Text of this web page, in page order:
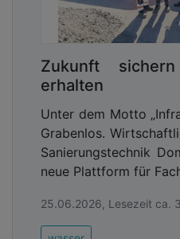
Zukunft
erhalten
Unter dem Motto
Grabenlos.
Sanierungstechnik
neue Plattform für
25.06.2026, Lesezeit ca.